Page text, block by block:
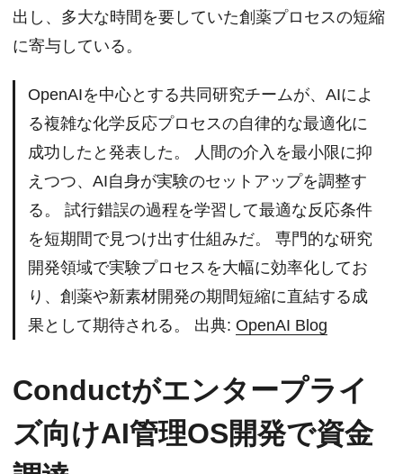
出し、多大な時間を要していた創薬プロセスの短縮
に寄与している。
OpenAIを中心とする共同研究チームが、AIによ
る複雑な化学反応プロセスの自律的な最適化に
成功したと発表した。 人間の介入を最小限に抑
えつつ、AI自身が実験のセットアップを調整す
る。 試行錯誤の過程を学習して最適な反応条件
を短期間で見つけ出す仕組みだ。 専門的な研究
開発領域で実験プロセスを大幅に効率化してお
り、創薬や新素材開発の期間短縮に直結する成
果として期待される。 出典: OpenAI Blog
Conductがエンタープライ
ズ向けAI管理OS開発で資金